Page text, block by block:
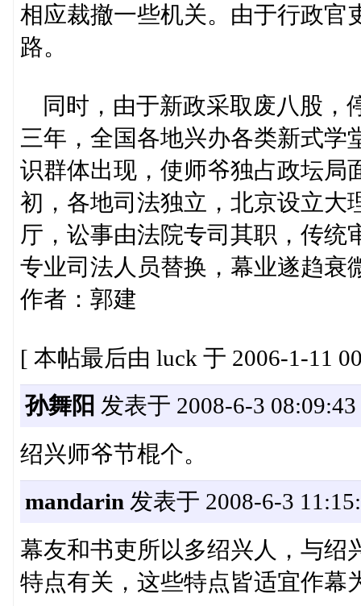
相应裁撤一些机关。由于行政官
路。
同时，由于新政采取废八股，
三年，全国各地兴办各类新式学
识群体出现，使师爷独占政坛局
初，各地司法独立，北京设立大
厅，讼事由法院专司其职，传统
专业司法人员替换，幕业遂趋衰
作者：郭建
[ 本帖最后由 luck 于 2006-1-11
孙舞阳 发表于 2008-6-3 08:09:43
绍兴师爷节棍个。
mandarin 发表于 2008-6-3
幕友和书吏所以多绍兴人，与绍
特点有关，这些特点皆适宜作幕